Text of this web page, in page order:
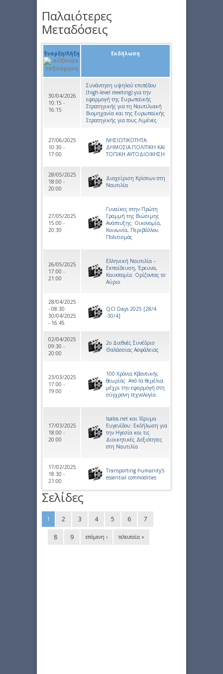
Παλαιότερες
Μεταδόσεις
Έναρξη/Λήξη Εκδήλωση
30/04/2026
10:15 -
16:15
Συνάντηση υψηλού επιπέδου
(high-level meeting) για την
εφαρμογή της Ευρωπαϊκής
Στρατηγικής για τη Ναυτιλιακή
Βιομηχανία και της Ευρωπαϊκής
Στρατηγικής για τους Λιμένες
27/06/2025
10:30 -
17:00
ΝΗΣΙΩΤΙΚΟΤΗΤΑ:
ΔΗΜΟΣΙΑ ΠΟΛΙΤΙΚΗ ΚΑΙ
ΤΟΠΙΚΗ ΑΥΤΟΔΙΟΙΚΗΣΗ
28/05/2025
18:00 -
20:00
Διαχείριση Κρίσεων στη
Ναυτιλία
27/05/2025
15:00 -
20:30
Γυναίκες στην Πρώτη
Γραμμή της Βιώσιμης
Ανάπτυξης: Οικονομία,
Κοινωνία, Περιβάλλον,
Πολιτισμός
26/05/2025
17:00 -
21:00
Ελληνική Ναυτιλία –
Εκπαίδευση, Έρευνα,
Καινοτομία: Ορίζοντας το
Αύριο
28/04/2025
- 08:30
30/04/2025
- 16:45
QCI Days 2025 [28/4
-30/4]
02/04/2025
09:30 -
20:00
2ο Διεθνές Συνέδριο
Θαλάσσιας Ασφάλειας
23/03/2025
17:00 -
19:00
100 Χρόνια Κβαντικής
θεωρίας: Από τα θεμέλια
μέχρι την εφαρμογή στη
σύγχρονη τεχνολογία
17/03/2025
18:00 -
20:00
Isalos.net και Ίδρυμα
Ευγενίδου: Εκδήλωση για
την Ηγεσία και τις
Διοικητικές Δεξιότητες
στη Ναυτιλία
17/02/2025
18:30 -
21:00
Transporting humanity's
essential commodities
Σελίδες
1 2 3 4 5 6 7
8 9 επόμενη › τελευταία »